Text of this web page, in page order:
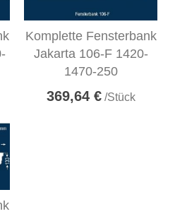
Komplette Fensterbank
Jakarta 106-F 1420-
1470-250
369,64 €/Stück